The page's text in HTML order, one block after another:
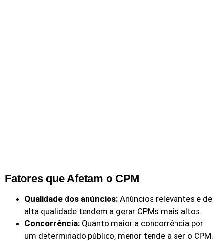
Fatores que Afetam o CPM
Qualidade dos anúncios: Anúncios relevantes e de
alta qualidade tendem a gerar CPMs mais altos.
Concorrência: Quanto maior a concorrência por
um determinado público, menor tende a ser o CPM.